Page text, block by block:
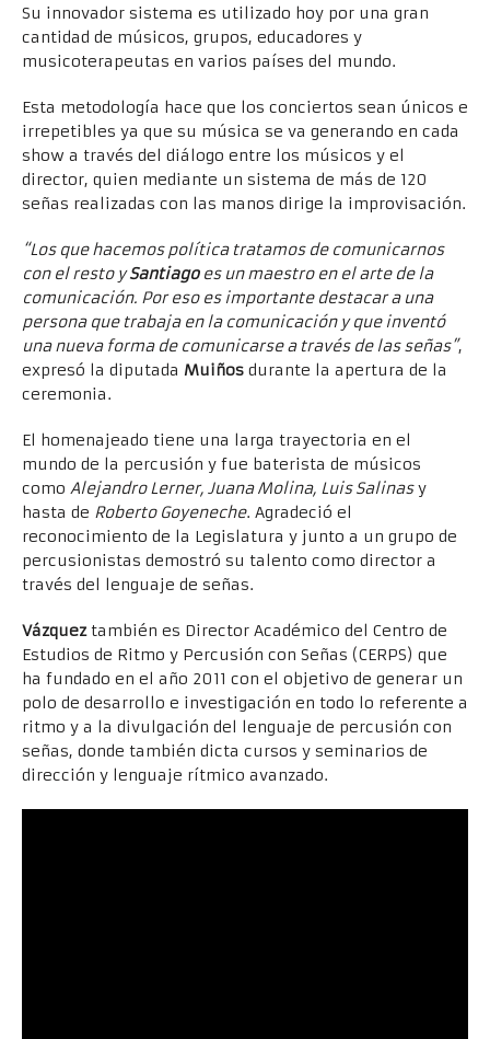
Su innovador sistema es utilizado hoy por una gran
cantidad de músicos, grupos, educadores y
musicoterapeutas en varios países del mundo.
Esta metodología hace que los conciertos sean únicos e
irrepetibles ya que su música se va generando en cada
show a través del diálogo entre los músicos y el
director, quien mediante un sistema de más de 120
señas realizadas con las manos dirige la improvisación.
“Los que hacemos política tratamos de comunicarnos
con el resto ySantiagoes un maestro en el arte de la
comunicación. Por eso es importante destacar a una
persona que trabaja en la comunicación y que inventó
una nueva forma de comunicarse a través de las señas”,
expresó la diputada Muiños durante la apertura de la
ceremonia.
El homenajeado tiene una larga trayectoria en el
mundo de la percusión y fue baterista de músicos
como Alejandro Lerner, Juana Molina, Luis Salinasy
hasta de Roberto Goyeneche. Agradeció el
reconocimiento de la Legislatura y junto a un grupo de
percusionistas demostró su talento como director a
través del lenguaje de señas.
Vázqueztambién es Director Académico del Centro de
Estudios de Ritmo y Percusión con Señas (CERPS) que
ha fundado en el año 2011 con el objetivo de generar un
polo de desarrollo e investigación en todo lo referente a
ritmo y a la divulgación del lenguaje de percusión con
señas, donde también dicta cursos y seminarios de
dirección y lenguaje rítmico avanzado.